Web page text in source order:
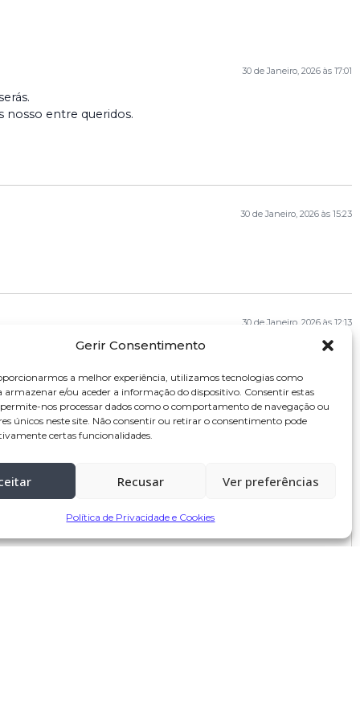
Gerir Consentimento
a melhor experiência, utilizamos tecnologias como
armazenar e/ou aceder a informação do dispositivo. Consentir estas
nos processar dados como o comportamento de navegação ou
únicos neste site. Não consentir ou retirar o consentimento pode
certas funcionalidades.
Recusar Ver preferências
Política de Privacidade e Cookies
30 de Janeiro, 2026 às 17:01
nosso entre queridos.
30 de Janeiro, 2026 às 15:23
30 de Janeiro, 2026 às 12:13